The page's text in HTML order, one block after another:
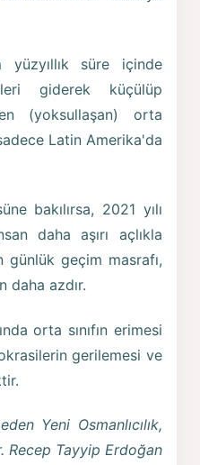
yüzyıllık süre içinde
giderek küçülüp
(yoksullaşan) orta
Latin Amerika'da
bakılırsa, 2021 yılı
daha aşırı açlıkla
günlük geçim masrafı,
daha azdır.
orta sınıfın erimesi
gerilemesi ve
Yeni Osmanlıcılık,
Recep Tayyip Erdoğan